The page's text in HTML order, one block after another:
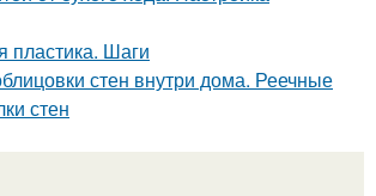
пластика. Шаги
стен внутри дома. Реечные
стен